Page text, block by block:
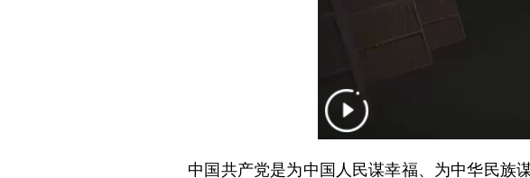
中国共产党是为中国人民谋幸福、为中华民族谋